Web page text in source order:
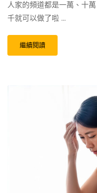
人家的頻道都是一萬、十
千就可以做了啦 …
繼續閱讀